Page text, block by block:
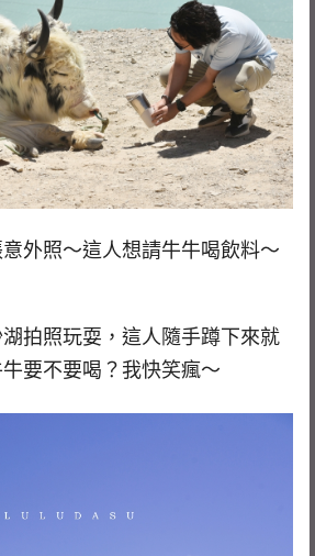
外照～這人想請牛牛喝飲料～
拍照玩耍，這人隨手蹲下來就
要不要喝？我快笑瘋～